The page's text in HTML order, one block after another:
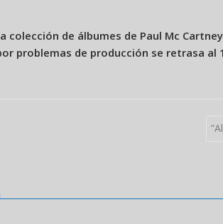
colección de álbumes de Paul Mc
problemas de producción se retrasa al